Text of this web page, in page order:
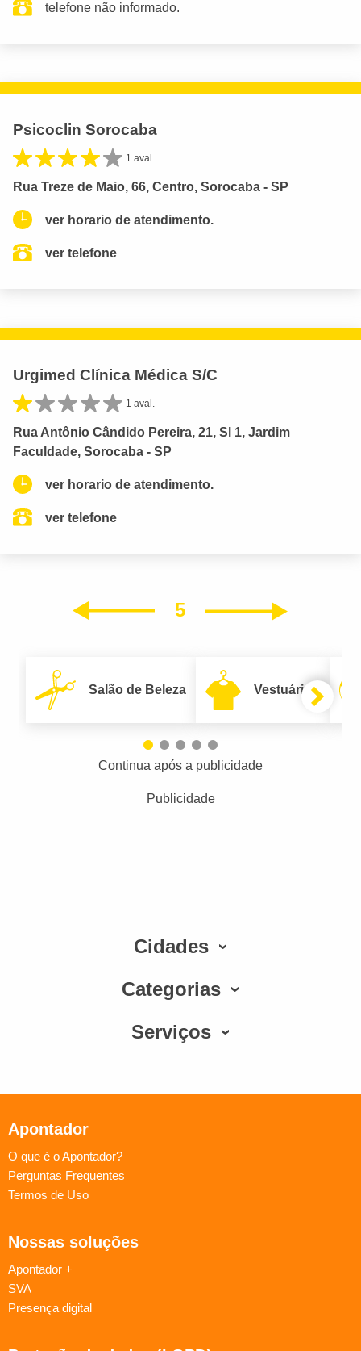
telefone não informado.
Psicoclin Sorocaba
1 aval.
Rua Treze de Maio, 66, Centro, Sorocaba - SP
ver horario de atendimento.
ver telefone
Urgimed Clínica Médica S/C
1 aval.
Rua Antônio Cândido Pereira, 21, Sl 1, Jardim
Faculdade, Sorocaba - SP
ver horario de atendimento.
ver telefone
5
Salão de Beleza Vestuário
Continua após a publicidade
Publicidade
Cidades
Categorias
Serviços
Apontador
O que é o Apontador?
Perguntas Frequentes
Termos de Uso
Nossas soluções
Apontador +
SVA
Presença digital